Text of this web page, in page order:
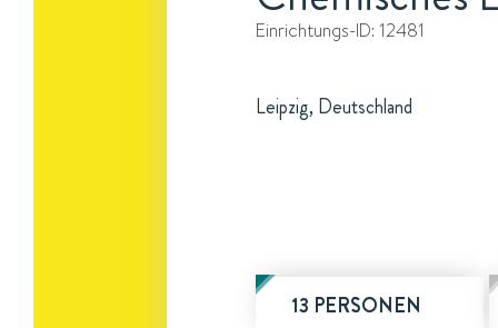
Einrichtungs-ID: 12481
Leipzig, Deutschland
13 PERSONEN